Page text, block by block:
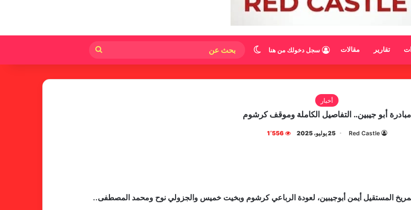
تقارير مقالات سجل دخولك من هنا الوضع المظلم
عن
أخبار
مبادرة أبو جيبين.. التفاصيل الكاملة وموقف كرشوم
Red Castle 25 يوليو، 2025 1٬556
المستقيل أيمن أبوجيبين، لعودة الرباعي كرشوم وبخيت خميس والجزولي نوح ومحمد المصطفى..